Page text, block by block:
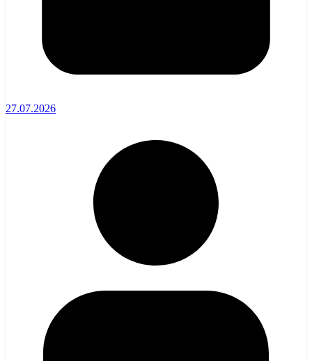
27.07.2026